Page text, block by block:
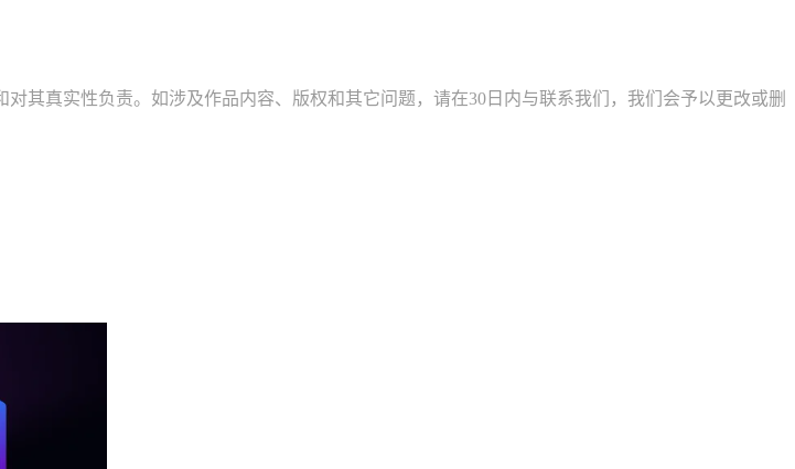
其真实性负责。如涉及作品内容、版权和其它问题，请在30日内与联系我们，我们会予以更改或删